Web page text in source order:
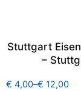
Stuttgart
–
€ 4,00–€ 12,00